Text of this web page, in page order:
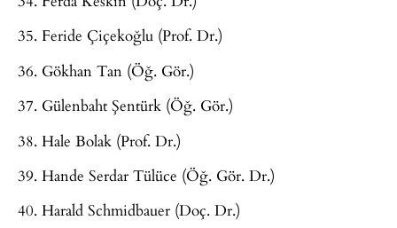
35. Feride Çiçekoğlu (Prof. Dr.)
36. Gökhan Tan (Öğ. Gör.)
37. Gülenbaht Şentürk (Öğ. Gör.)
38. Hale Bolak (Prof. Dr.)
39. Hande Serdar Tülüce (Öğ. Gör. Dr.)
40. Harald Schmidbauer (Doç. Dr.)